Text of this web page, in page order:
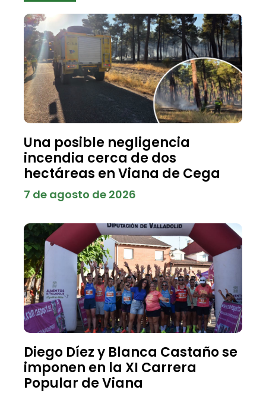
Una posible negligencia
incendia cerca de dos
hectáreas en Viana de Cega
7 de agosto de 2026
Diego Díez y Blanca Castaño se
imponen en la XI Carrera
Popular de Viana